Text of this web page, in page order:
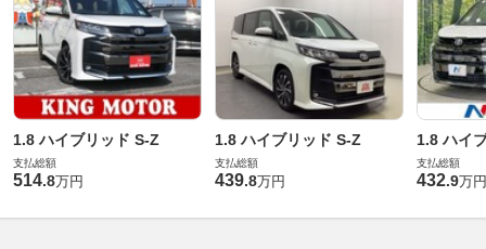
1.8 ハイブリッド S-Z
支払総額
514.8万円
1.8 ハイブリッド S-Z
支払総額
439.8万円
1.8 ハイ
支払総額
432.9万円